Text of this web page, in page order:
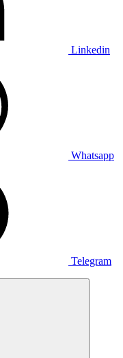
Linkedin
Whatsapp
Telegram